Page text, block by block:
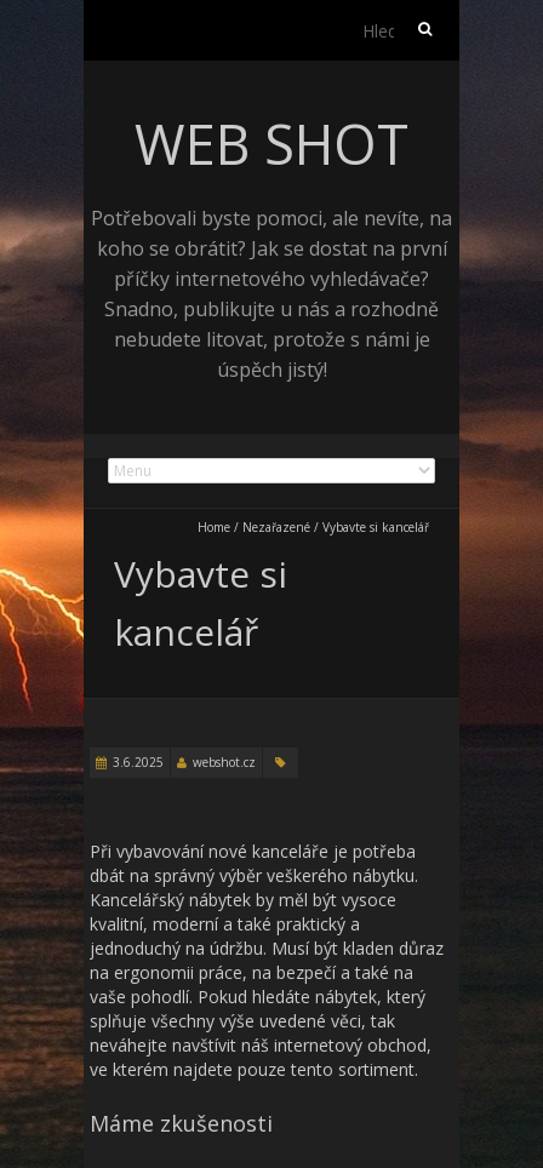
Vyhledávání
WEB SHOT
Potřebovali byste pomoci, ale nevíte, na
koho se obrátit? Jak se dostat na první
příčky internetového vyhledávače?
Snadno, publikujte u nás a rozhodně
nebudete litovat, protože s námi je
úspěch jistý!
Home / Nezařazené / Vybavte si kancelář
Vybavte si
kancelář
3.6.2025 webshot.cz
Při vybavování nové kanceláře je potřeba
dbát na správný výběr veškerého nábytku.
Kancelářský nábytek by měl být vysoce
kvalitní, moderní a také praktický a
jednoduchý na údržbu. Musí být kladen důraz
na ergonomii práce, na bezpečí a také na
vaše pohodlí. Pokud hledáte nábytek, který
splňuje všechny výše uvedené věci, tak
neváhejte navštívit náš internetový obchod,
ve kterém najdete pouze tento sortiment.
Máme zkušenosti